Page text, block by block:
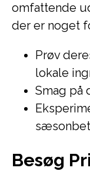
omfattende
der er noget
Prøv
lokale
Smag på
Besøg